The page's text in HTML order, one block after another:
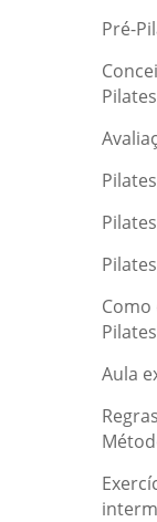
Pré-
Pilates
Aula